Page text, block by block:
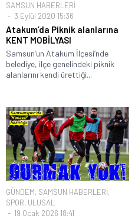
SAMSUN HABERLERİ
3 Eylül 2020 15:36
Atakum’da Piknik alanlarına
KENT MOBİLYASI
Samsun’un Atakum İlçesi’nde
belediye, ilçe genelindeki piknik
alanlarını kendi ürettiği...
GÜNDEM, SAMSUN HABERLERİ,
SPOR, ULUSAL
19 Ocak 2026 18:41